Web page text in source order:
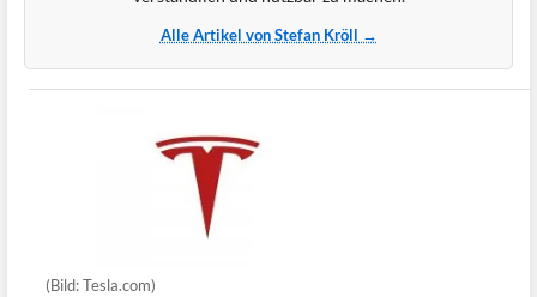
Alle Artikel von Stefan Kröll →
(Bild: Tesla.com)